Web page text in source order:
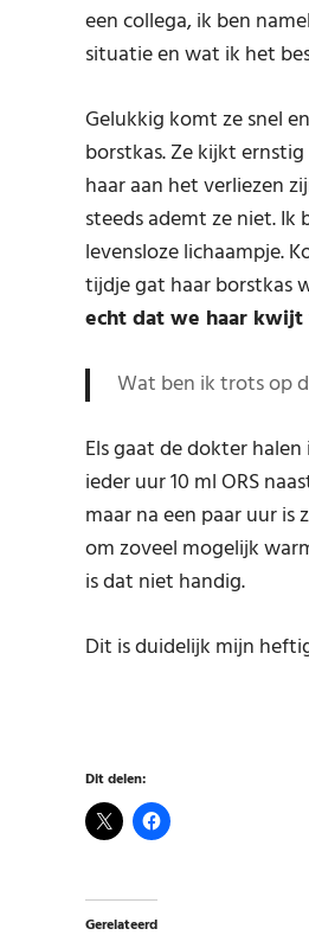
een collega, ik ben
situatie en wat ik het
Gelukkig komt ze snel
borstkas. Ze kijkt
haar aan het verliezen
steeds ademt ze niet.
levensloze lichaampje.
tijdje gat haar borstkas
echt dat we haar kwijt
Wat ben ik trots op
Els gaat de dokter
ieder uur 10 ml ORS
maar na een paar uur
om zoveel mogelijk
is dat niet handig.
Dit is duidelijk mijn
Dit delen:
Gerelateerd